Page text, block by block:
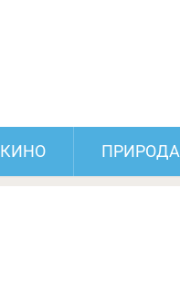
КИНО ПРИРОДА